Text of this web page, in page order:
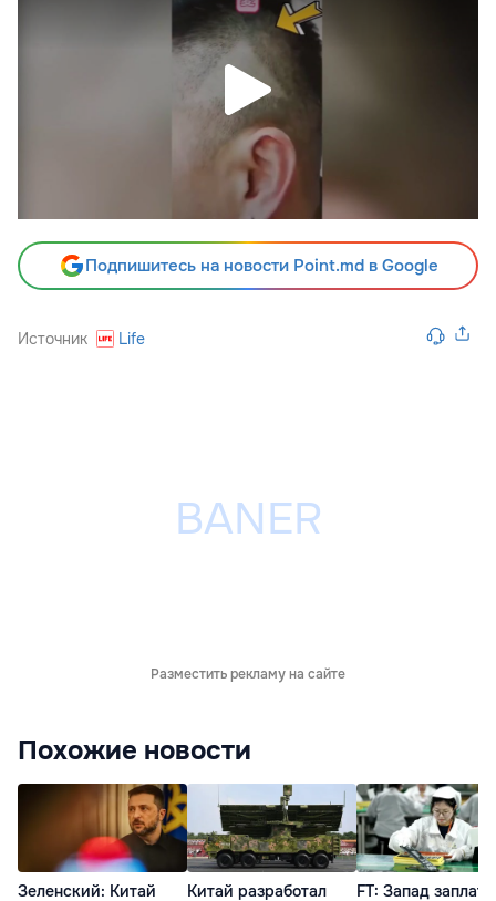
Подпишитесь на новости Point.md в Google
Источник Life
Разместить рекламу на сайте
Похожие новости
Зеленский: Китай Китай разработал FT: Запад